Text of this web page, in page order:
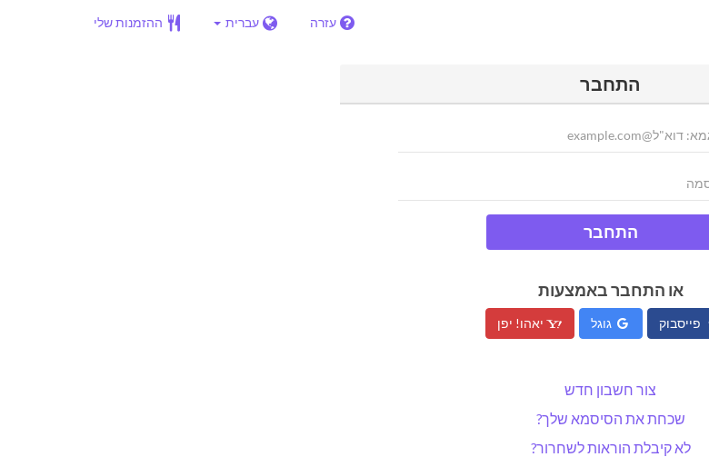
עזרה עברית ההזמנות שלי
התחבר
התחבר
או התחבר באמצעות
פייסבוק גוגל יאהו! יפן
צור חשבון חדש
שכחת את הסיסמא שלך?
לא קיבלת הוראות לשחרור?